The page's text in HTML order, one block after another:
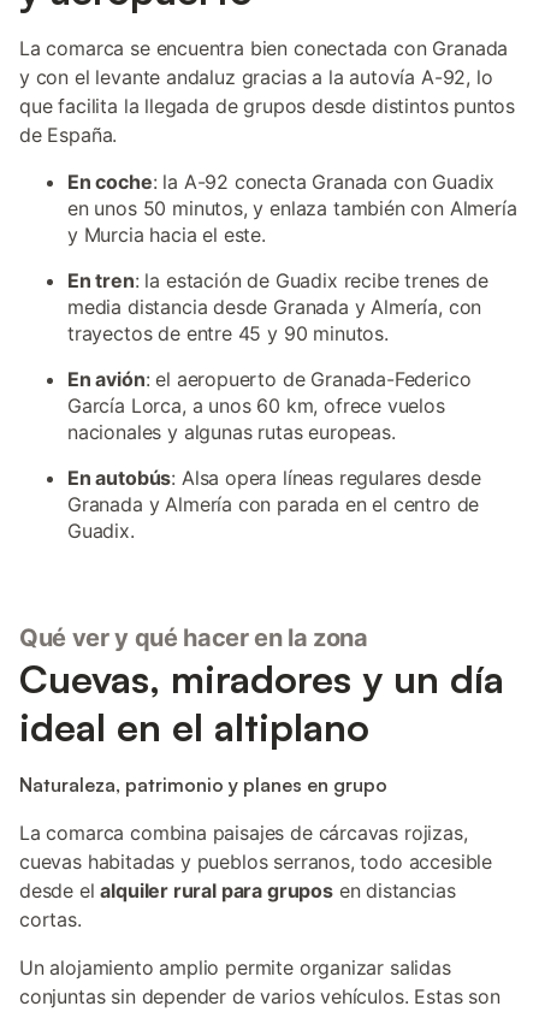
La comarca se encuentra bien conectada con Granada
y con el levante andaluz gracias a la autovía A-92, lo
que facilita la llegada de grupos desde distintos puntos
de España.
En coche: la A-92 conecta Granada con Guadix
en unos 50 minutos, y enlaza también con Almería
y Murcia hacia el este.
En tren: la estación de Guadix recibe trenes de
media distancia desde Granada y Almería, con
trayectos de entre 45 y 90 minutos.
En avión: el aeropuerto de Granada-Federico
García Lorca, a unos 60 km, ofrece vuelos
nacionales y algunas rutas europeas.
En autobús: Alsa opera líneas regulares desde
Granada y Almería con parada en el centro de
Guadix.
Qué ver y qué hacer en la zona
Cuevas, miradores y un día
ideal en el altiplano
Naturaleza, patrimonio y planes en grupo
La comarca combina paisajes de cárcavas rojizas,
cuevas habitadas y pueblos serranos, todo accesible
desde elalquiler rural para gruposen distancias
cortas.
Un alojamiento amplio permite organizar salidas
conjuntas sin depender de varios vehículos. Estas son